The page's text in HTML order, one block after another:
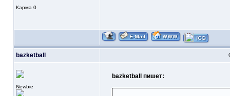
Карма 0
bazketball
Newbie
bazketball пишет: